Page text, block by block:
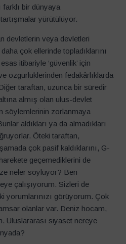
farklı bir dünyaya
yürütülüyor.
devletlerin veya devletleri
çok ellerinde topladıklarını
itibariyle ‘güvenlik’ için
özgürlüklerinden fedakârlıklarda
taraftan, uzunca bir süredir
almış olan ulus-devlet
söylemlerinin zorlanmaya
aldıkları ya da almadıkları
Öteki taraftan,
çok pasif kaldıklarını, G-
geçemediklerini de
neler söylüyor? Ben
çalışıyorum. Sizleri de
yorumlarınızı görüyorum. Çok
olanlar var. Deniz hocam,
Uluslararası siyaset nereye